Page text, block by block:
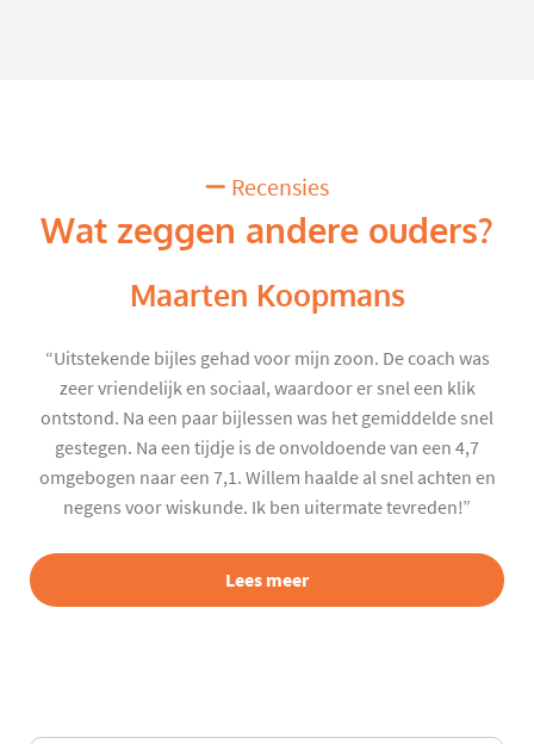
Recensies
Wat zeggen andere ouders?
Maarten Koopmans
“Uitstekende bijles gehad voor mijn zoon. De coach was
zeer vriendelijk en sociaal, waardoor er snel een klik
ontstond. Na een paar bijlessen was het gemiddelde snel
gestegen. Na een tijdje is de onvoldoende van een 4,7
omgebogen naar een 7,1. Willem haalde al snel achten en
negens voor wiskunde. Ik ben uitermate tevreden!”
Lees meer